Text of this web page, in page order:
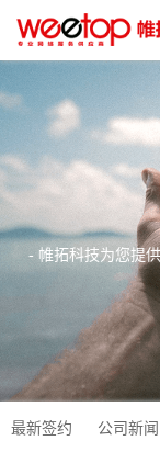
- 帷拓科技为您提
最新签约 公司新闻